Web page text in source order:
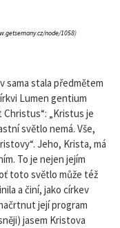
node/1058)
sama stala předmětem
Lumen gentium
„Kristus je
světlo nemá. Vše,
Jeho, Krista, má
To je nejen jejím
toto světlo může též
a činí, jako církev
její program
jasem Kristova